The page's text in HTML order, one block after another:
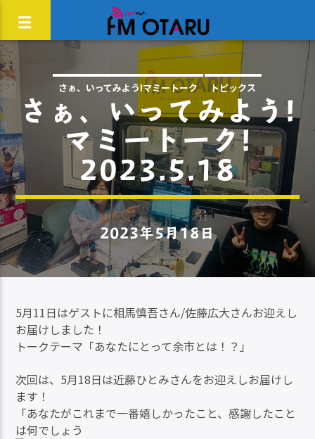
さぁ、いってみよう!マミートーク トピックス
さぁ、いってみよう!
マミートーク!
2023.5.18
2023年5月18日
5月11日はゲストに相馬慎吾さん/佐藤広大さんお迎えし
お届けしました！
トークテーマ「あなたにとって余市とは！？」
次回は、5月18日は近藤ひとみさんをお迎えしお届けし
ます！
「あなたがこれまで一番嬉しかったこと、感謝したこと
は何でしょう